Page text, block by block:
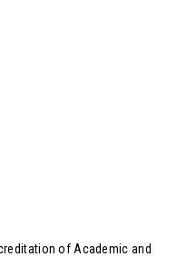
誌慶影片
of Academic and